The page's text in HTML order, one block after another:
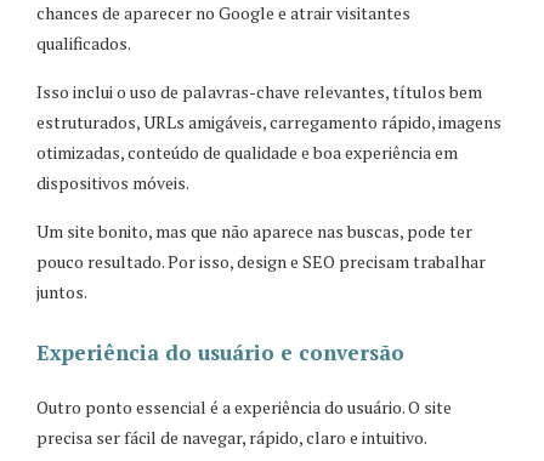
chances de aparecer no Google e atrair visitantes
qualificados.
Isso inclui o uso de palavras-chave relevantes, títulos bem
estruturados, URLs amigáveis, carregamento rápido, imagens
otimizadas, conteúdo de qualidade e boa experiência em
dispositivos móveis.
Um site bonito, mas que não aparece nas buscas, pode ter
pouco resultado. Por isso, design e SEO precisam trabalhar
juntos.
Experiência do usuário e conversão
Outro ponto essencial é a experiência do usuário. O site
precisa ser fácil de navegar, rápido, claro e intuitivo.